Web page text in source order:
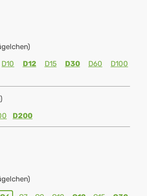
D10 D12 D15 D30 D60
D100
D200